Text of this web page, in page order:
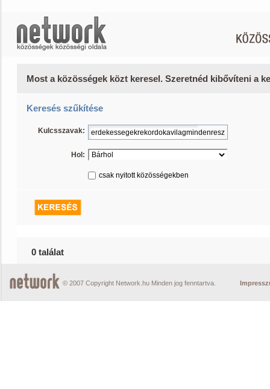
Most a közösségek közt keresel. Szeretnéd kibővíteni a
Keresés szűkítése
Kulcsszavak:
Hol:
csak nyitott közösségekben
0 találat
© 2007 Copyright Network.hu Minden jog fenntartva.